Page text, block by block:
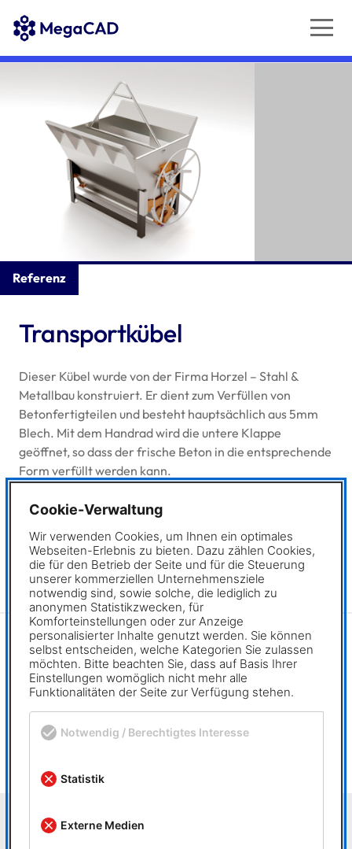
Referenz
Transportkübel
Dieser Kübel wurde von der Firma Horzel – Stahl &
Metallbau konstruiert. Er dient zum Verfüllen von
Betonfertigteilen und besteht hauptsächlich aus 5mm
Blech. Mit dem Handrad wird die untere Klappe
geöffnet, so dass der frische Beton in die entsprechende
Form verfüllt werden kann.
GF: Günter Horzel und Lars Horzel
Koellestr. 5
76189 – Karlsruhe
Cookie-Verwaltung
Wir verwenden Cookies, um Ihnen ein optimales
Webseiten-Erlebnis zu bieten. Dazu zählen Cookies,
die für den Betrieb der Seite und für die Steuerung
unserer kommerziellen Unternehmensziele
notwendig sind, sowie solche, die lediglich zu
anonymen Statistikzwecken, für
Komforteinstellungen oder zur Anzeige
personalisierter Inhalte genutzt werden. Sie können
selbst entscheiden, welche Kategorien Sie zulassen
möchten. Bitte beachten Sie, dass auf Basis Ihrer
Einstellungen womöglich nicht mehr alle
Funktionalitäten der Seite zur Verfügung stehen.
Notwendig / Berechtigtes Interesse
Statistik
Externe Medien